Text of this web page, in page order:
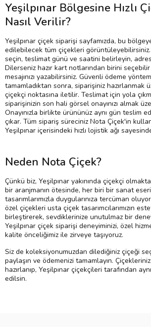
Yeşilpınar Bölgesine Hızlı
Nasıl Verilir?
Yeşilpınar çiçek siparişi sayfamızda, bu
edilebilecek tüm çiçekleri
seçin, teslimat günü ve saatini belirleyin,
Dilerseniz hazır kart notlarından birini
mesajınızı yazabilirsiniz. Güvenli ödeme
tamamladıktan sonra, siparişiniz hazırlanmak
çiçekçi noktasına iletilir. Teslimat için yola
siparişinizin son hali görsel onayınızı almak
Onayınızla birlikte ürününüz aynı gün teslim
çıkar. Tüm sipariş süreciniz Nota Çiçek'in
Yeşilpınar içerisindeki hızlı lojistik ağı
Neden Nota Çiçek?
Çünkü biz, Yeşilpınar yakınında çiçekçi
bir aranjmanın ötesinde, her biri bir sanat
tasarımlarımızla duygularınıza tercüman
özel çiçekleri usta çiçek tasarımcılarımızın
birleştirerek, sevdiklerinize unutulmaz bir
Yeşilpınar çiçek siparişi deneyiminizi, özel
kalite önceliğimiz ile zirveye taşıyoruz.
Siz de koleksiyonumuzdan dilediğiniz çiçeği
paylaşın ve ödemenizi tamamlayın.
hazırlanıp, Yeşilpınar çiçekçileri tarafından
edilsin.